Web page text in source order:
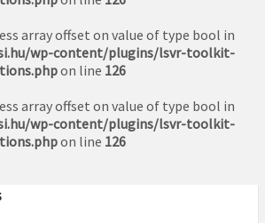
array offset on value of type bool in
wp-content/plugins/lsvr-toolkit-
on line 126
array offset on value of type bool in
wp-content/plugins/lsvr-toolkit-
on line 126